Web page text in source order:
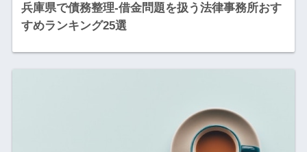
兵庫県で債務整理-借金問題を扱う法律事務所おす
すめランキング25選